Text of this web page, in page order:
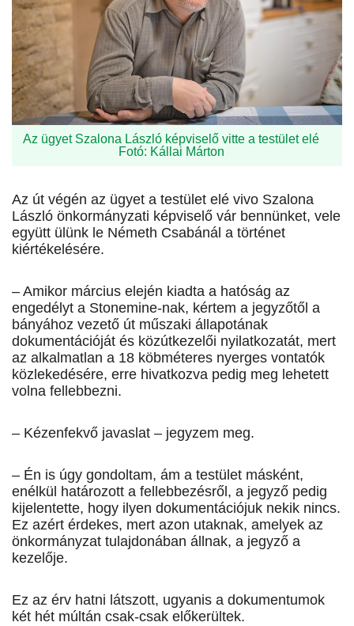
Az ügyet Szalona László képviselő vitte a testület elé
Fotó: Kállai Márton
Az út végén az ügyet a testület elé vivo Szalona
László önkormányzati képviselő vár bennünket, vele
együtt ülünk le Németh Csabánál a történet
kiértékelésére.
– Amikor március elején kiadta a hatóság az
engedélyt a Stonemine-nak, kértem a jegyzőtől a
bányához vezető út műszaki állapotának
dokumentációját és közútkezelői nyilatkozatát, mert
az alkalmatlan a 18 köbméteres nyerges vontatók
közlekedésére, erre hivatkozva pedig meg lehetett
volna fellebbezni.
– Kézenfekvő javaslat – jegyzem meg.
– Én is úgy gondoltam, ám a testület másként,
enélkül határozott a fellebbezésről, a jegyző pedig
kijelentette, hogy ilyen dokumentációjuk nekik nincs.
Ez azért érdekes, mert azon utaknak, amelyek az
önkormányzat tulajdonában állnak, a jegyző a
kezelője.
Ez az érv hatni látszott, ugyanis a dokumentumok
két hét múltán csak-csak előkerültek.